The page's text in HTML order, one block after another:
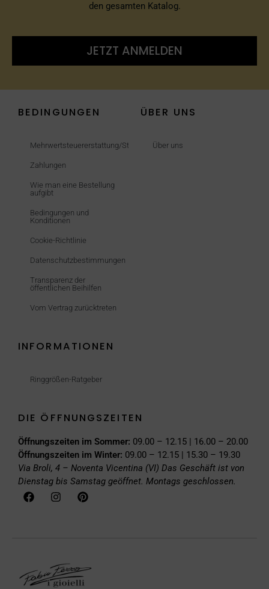
den gesamten Katalog.
JETZT ANMELDEN
BEDINGUNGEN
Mehrwertsteuererstattung/Steuerfrei
Zahlungen
Wie man eine Bestellung
aufgibt
Bedingungen und
Konditionen
Cookie-Richtlinie
Datenschutzbestimmungen
Transparenz der
öffentlichen Beihilfen
Vom Vertrag zurücktreten
ÜBER UNS
Über uns
INFORMATIONEN
Ringgrößen-Ratgeber
DIE ÖFFNUNGSZEITEN
Öffnungszeiten im Sommer: 09.00 – 12.15 | 16.00 – 20.00
Öffnungszeiten im Winter: 09.00 – 12.15 | 15.30 – 19.30
Via Broli, 4 – Noventa Vicentina (VI) Das Geschäft ist von
Dienstag bis Samstag geöffnet. Montags geschlossen.